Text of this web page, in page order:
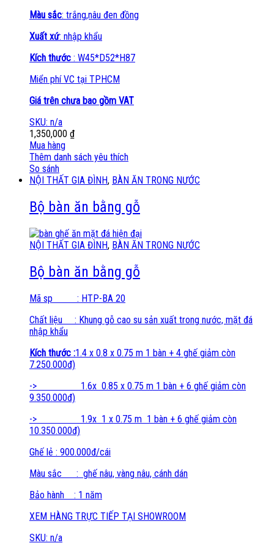
Màu sắc: trắng,nâu đen đồng
Xuất xứ: nhập khẩu
Kích thước : W45*D52*H87
Miển phí VC tại TPHCM
Giá trên chưa bao gồm VAT
SKU: n/a
1,350,000 ₫
Mua hàng
Thêm danh sách yêu thích
So sánh
NỘI THẤT GIA ĐÌNH, BÀN ĂN TRONG NƯỚC
Bộ bàn ăn bằng gỗ
NỘI THẤT GIA ĐÌNH, BÀN ĂN TRONG NƯỚC
Bộ bàn ăn bằng gỗ
Mã sp : HTP-BA 20
Chất liệu : Khung gỗ cao su sản xuất trong nước, mặt đá
nhập khẩu
Kích thước :1.4 x 0.8 x 0.75 m 1 bàn + 4 ghế giảm còn
7.250.000đ)
-> 1.6x 0.85 x 0.75 m 1 bàn + 6 ghế giảm còn
9.350.000đ)
-> 1.9x 1 x 0.75 m 1 bàn + 6 ghế giảm còn
10.350.000đ)
Ghế lẻ : 900.000đ/cái
Màu sắc : ghế nâu, vàng nâu, cánh dán
Bảo hành : 1 năm
XEM HÀNG TRỰC TIẾP TẠI SHOWROOM
SKU: n/a